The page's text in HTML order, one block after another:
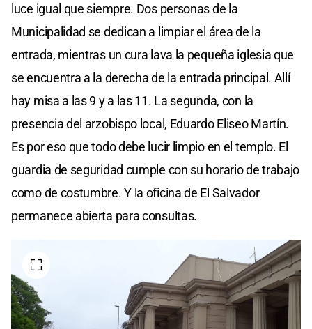
luce igual que siempre. Dos personas de la
Municipalidad se dedican a limpiar el área de la
entrada, mientras un cura lava la pequeña iglesia que
se encuentra a la derecha de la entrada principal. Allí
hay misa a las 9 y a las 11. La segunda, con la
presencia del arzobispo local, Eduardo Eliseo Martín.
Es por eso que todo debe lucir limpio en el templo. El
guardia de seguridad cumple con su horario de trabajo
como de costumbre. Y la oficina de El Salvador
permanece abierta para consultas.